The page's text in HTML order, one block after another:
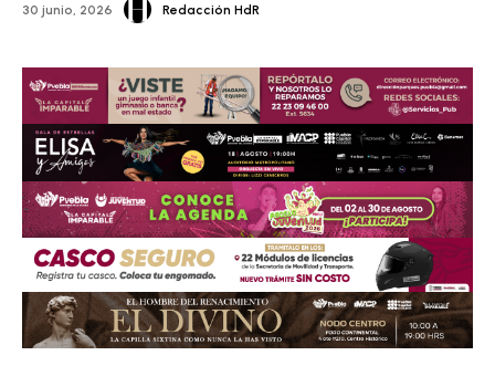
30 junio, 2026 Redacción HdR